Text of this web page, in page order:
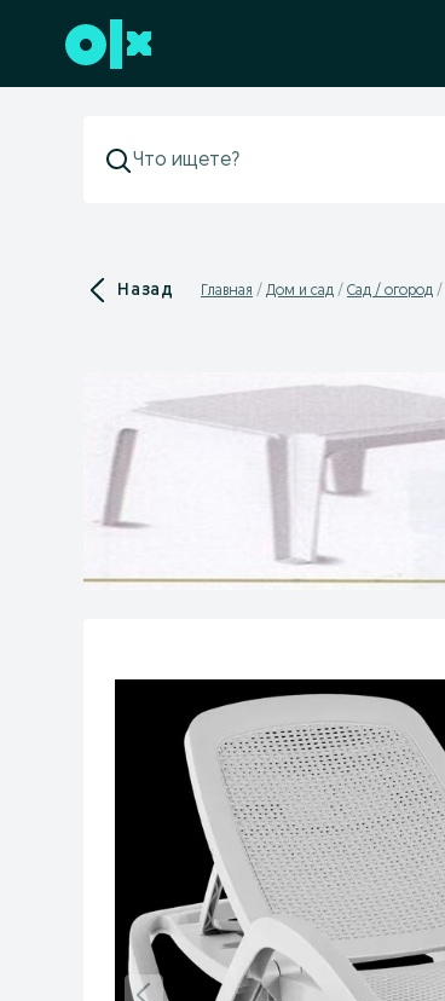
Перейти к нижнему колонтитулу
Назад Главная Дом и сад Сад / огород